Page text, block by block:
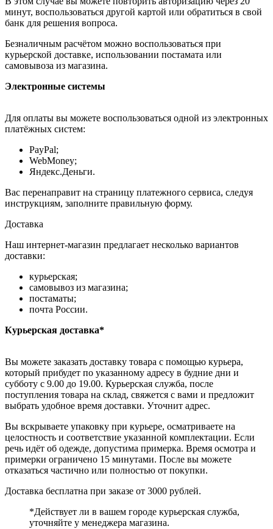
минут, воспользоваться другой картой или обратиться в свой
банк для решения вопроса.
Безналичным расчётом можно воспользоваться при
курьерской доставке, использовании постамата или
самовывоза из магазина.
Электронные системы
Для оплаты вы можете воспользоваться одной из электронных
платёжных систем:
PayPal;
WebMoney;
Яндекс.Деньги.
Вас перенаправит на страницу платежного сервиса, следуя
инструкциям, заполните правильную форму.
Доставка
Наш интернет-магазин предлагает несколько вариантов
доставки:
курьерская;
самовывоз из магазина;
постаматы;
почта России.
Курьерская доставка*
Вы можете заказать доставку товара с помощью курьера,
который прибудет по указанному адресу в будние дни и
субботу с 9.00 до 19.00. Курьерская служба, после
поступления товара на склад, свяжется с вами и предложит
выбрать удобное время доставки. Уточнит адрес.
Вы вскрываете упаковку при курьере, осматриваете на
целостность и соответствие указанной комплектации. Если
речь идёт об одежде, допустима примерка. Время осмотра и
примерки ограничено 15 минутами. После вы можете
отказаться частично или полностью от покупки.
Доставка бесплатна при заказе от 3000 рублей.
*Действует ли в вашем городе курьерская служба,
уточняйте у менеджера магазина.